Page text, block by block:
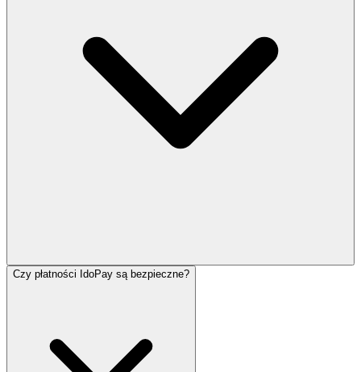
Czy płatności IdoPay są bezpieczne?